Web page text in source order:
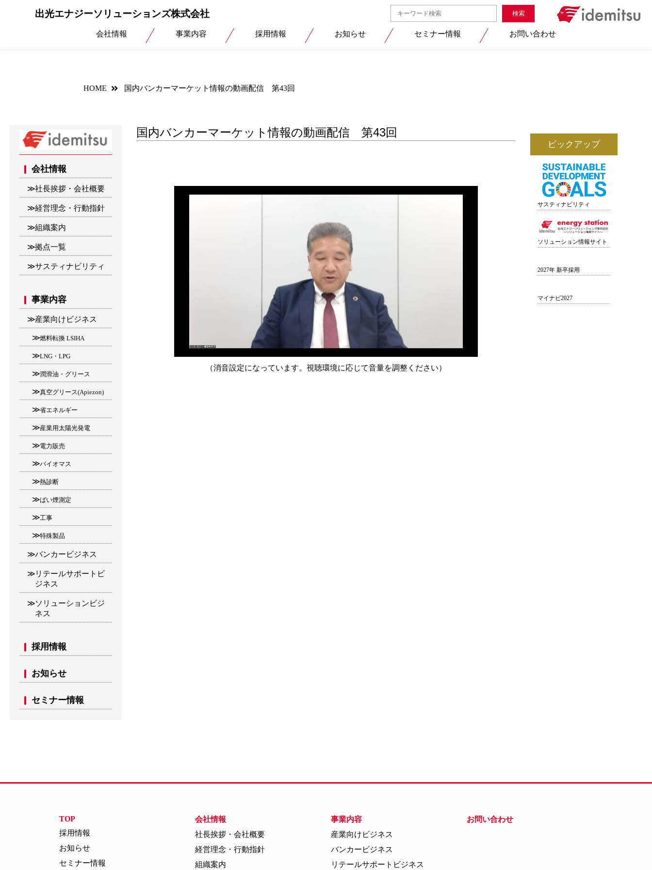
出光エナジーソリューションズ株式会社
会社情報 事業内容 採用情報 お知らせ セミナー情報 お問い合わせ
HOME 国内バンカーマーケット情報の動画配信 第43回
会社情報
社長挨拶・会社概要
経営理念・行動指針
組織案内
拠点一覧
サスティナビリティ
事業内容
産業向けビジネス
燃料転換 LSIHA
LNG・LPG
潤滑油・グリース
真空グリース(Apiezon)
省エネルギー
産業用太陽光発電
電力販売
バイオマス
熱診断
ばい煙測定
工事
特殊製品
バンカービジネス
リテールサポートビ
ジネス
ソリューションビジ
ネス
採用情報
お知らせ
セミナー情報
国内バンカーマーケット情報の動画配信 第43回
（消音設定になっています。視聴環境に応じて音量を調整ください）
ピックアップ
サスティナビリティ
ソリューション情報サイト
2027年 新卒採用
マイナビ2027
TOP
採用情報
お知らせ
セミナー情報
会社情報
社長挨拶・会社概要
経営理念・行動指針
組織案内
事業内容
産業向けビジネス
バンカービジネス
リテールサポートビジネス
お問い合わせ